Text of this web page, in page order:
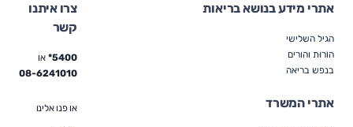
אתרי מידע בנושא בריאות
הגיל השלישי
הוֹרוּת והורים
בנפש בריאה
אתרי המשרד
צרו איתנו
קשר
5400* או
08-6241010
או פנו אלינו